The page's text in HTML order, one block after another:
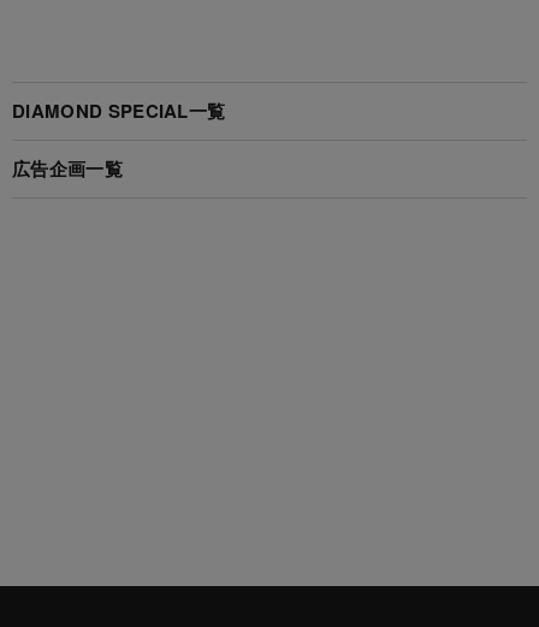
DIAMOND SPECIAL一覧
広告企画一覧